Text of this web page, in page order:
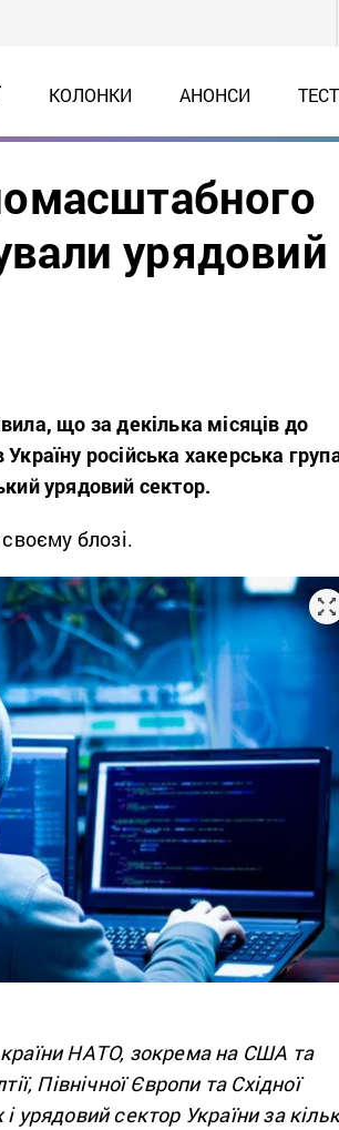
КОЛОНКИ АНОНСИ
урядовий
що за декілька місяців до
російська хакерська
урядовий сектор.
блозі.
НАТО, зокрема на США та
Північної Європи та Східної
урядовий сектор України за